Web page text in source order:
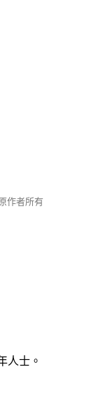
作者所有
人士。